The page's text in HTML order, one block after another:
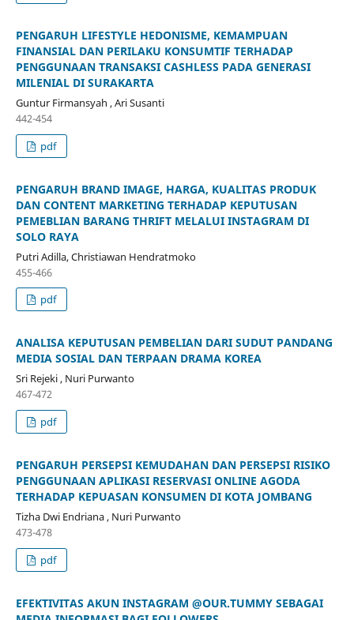
PENGARUH LIFESTYLE HEDONISME, KEMAMPUAN
FINANSIAL DAN PERILAKU KONSUMTIF TERHADAP
PENGGUNAAN TRANSAKSI CASHLESS PADA GENERASI
MILENIAL DI SURAKARTA
Guntur Firmansyah , Ari Susanti
442-454
pdf
PENGARUH BRAND IMAGE, HARGA, KUALITAS PRODUK
DAN CONTENT MARKETING TERHADAP KEPUTUSAN
PEMEBLIAN BARANG THRIFT MELALUI INSTAGRAM DI
SOLO RAYA
Putri Adilla, Christiawan Hendratmoko
455-466
pdf
ANALISA KEPUTUSAN PEMBELIAN DARI SUDUT PANDANG
MEDIA SOSIAL DAN TERPAAN DRAMA KOREA
Sri Rejeki , Nuri Purwanto
467-472
pdf
PENGARUH PERSEPSI KEMUDAHAN DAN PERSEPSI RISIKO
PENGGUNAAN APLIKASI RESERVASI ONLINE AGODA
TERHADAP KEPUASAN KONSUMEN DI KOTA JOMBANG
Tizha Dwi Endriana , Nuri Purwanto
473-478
pdf
EFEKTIVITAS AKUN INSTAGRAM @OUR.TUMMY SEBAGAI